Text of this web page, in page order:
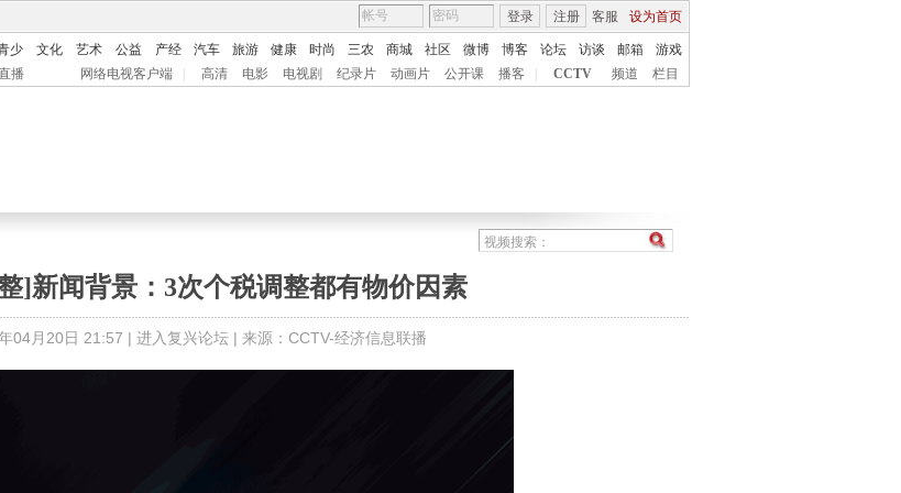
客服 设为首页
登录 注册
少 文化 艺术 公益 产经 汽车 旅游 健康 时尚 三农 商城 社区 微博 博客 论坛 访谈 邮箱
游戏
播 网络电视客户端 高清 电影 电视剧 纪录片 动画片 公开课 播客 CCTV 频道 栏目
]新闻背景：3次个税调整都有物价因素
04月20日 21:57 | 进入复兴论坛 | 来源：CCTV-经济信息联播